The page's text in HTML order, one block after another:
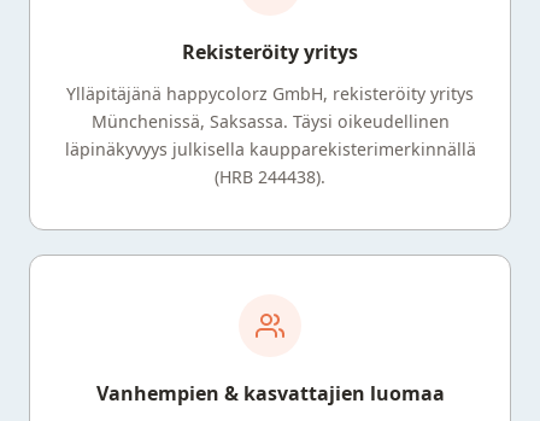
Rekisteröity yritys
Ylläpitäjänä happycolorz GmbH, rekisteröity yritys
Münchenissä, Saksassa. Täysi oikeudellinen
läpinäkyvyys julkisella kaupparekisterimerkinnällä
(HRB 244438).
Vanhempien & kasvattajien luomaa